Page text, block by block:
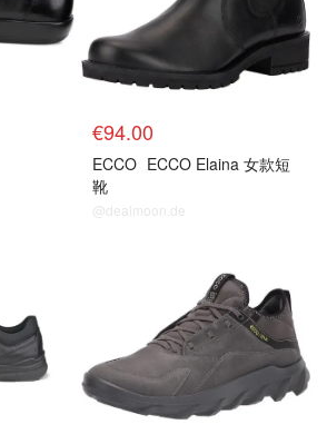
€94.00
ECCO ECCO Elaina 女款短
靴
@dealmoon.de